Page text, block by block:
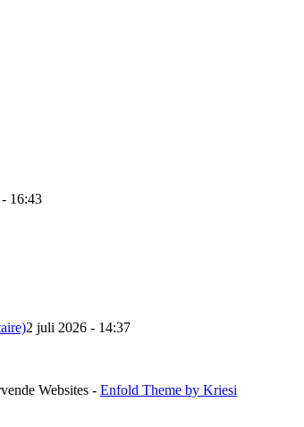
16:43
2 juli 2026 - 14:37
Websites - Enfold Theme by Kriesi